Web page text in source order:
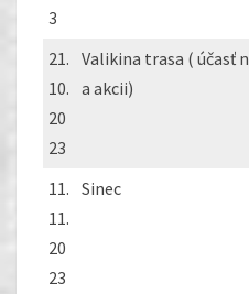
3
21.
10.
20
23
Valikina trasa ( účasť n
a akcii)
11.
11.
20
23
Sinec